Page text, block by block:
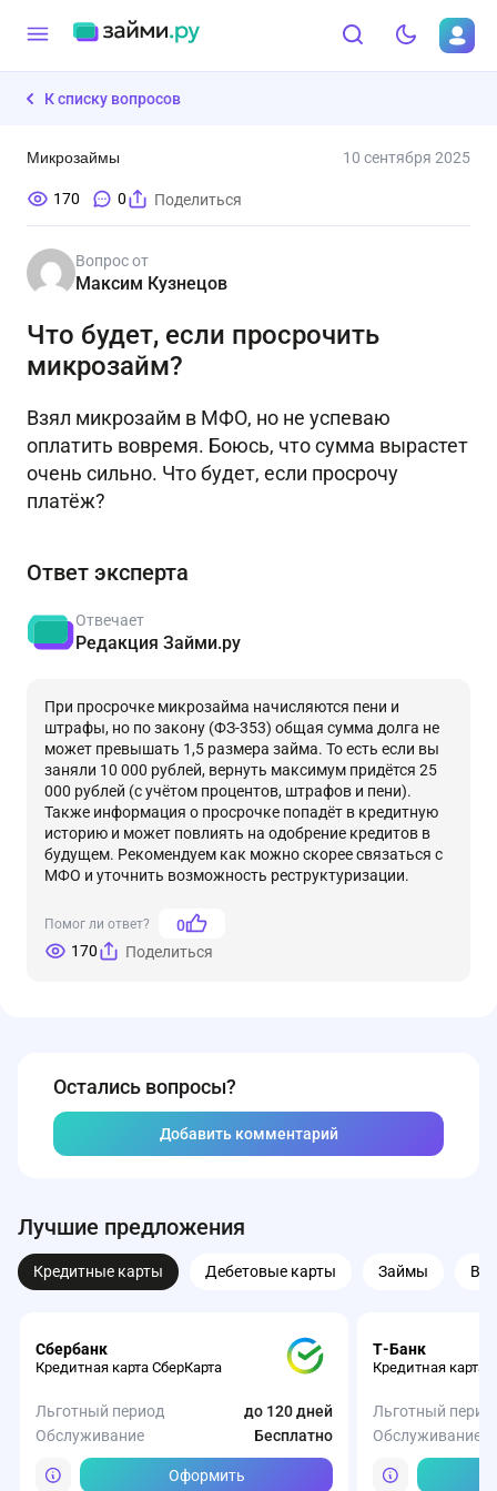
К списку вопросов
Микрозаймы 10 сентября 2025
170 0 Поделиться
Вопрос от
Максим Кузнецов
Что будет, если просрочить
микрозайм?
Взял микрозайм в МФО, но не успеваю
оплатить вовремя. Боюсь, что сумма вырастет
очень сильно. Что будет, если просрочу
платёж?
Ответ эксперта
Отвечает
Редакция Займи.ру
При просрочке микрозайма начисляются пени и
штрафы, но по закону (ФЗ-353) общая сумма долга не
может превышать 1,5 размера займа. То есть если вы
заняли 10 000 рублей, вернуть максимум придётся 25
000 рублей (с учётом процентов, штрафов и пени).
Также информация о просрочке попадёт в кредитную
историю и может повлиять на одобрение кредитов в
будущем. Рекомендуем как можно скорее связаться с
МФО и уточнить возможность реструктуризации.
Помог ли ответ?
0
170
Поделиться
Остались вопросы?
Добавить комментарий
Лучшие предложения
Кредитные карты Дебетовые карты Займы
Сбербанк
Кредитная карта СберКарта
Льготный период
до 120 дней
Обслуживание
Бесплатно
Оформить
Т-Банк
Кредитная карта
Льготный
Обслуживание